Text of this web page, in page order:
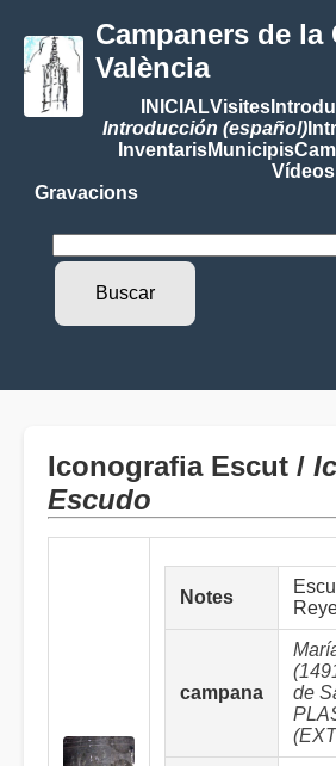
Campaners de la
València
INICIALVisites
Introducción (español)
InventarisMunicipis
Vídeos
Gravacions
Iconografia Escut /
Escudo
Notes
campana
de